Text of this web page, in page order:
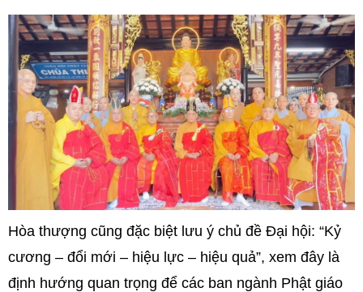
Hòa thượng cũng đặc biệt lưu ý chủ đề Đại hội: “Kỷ
cương – đổi mới – hiệu lực – hiệu quả”, xem đây là
định hướng quan trọng để các ban ngành Phật giáo